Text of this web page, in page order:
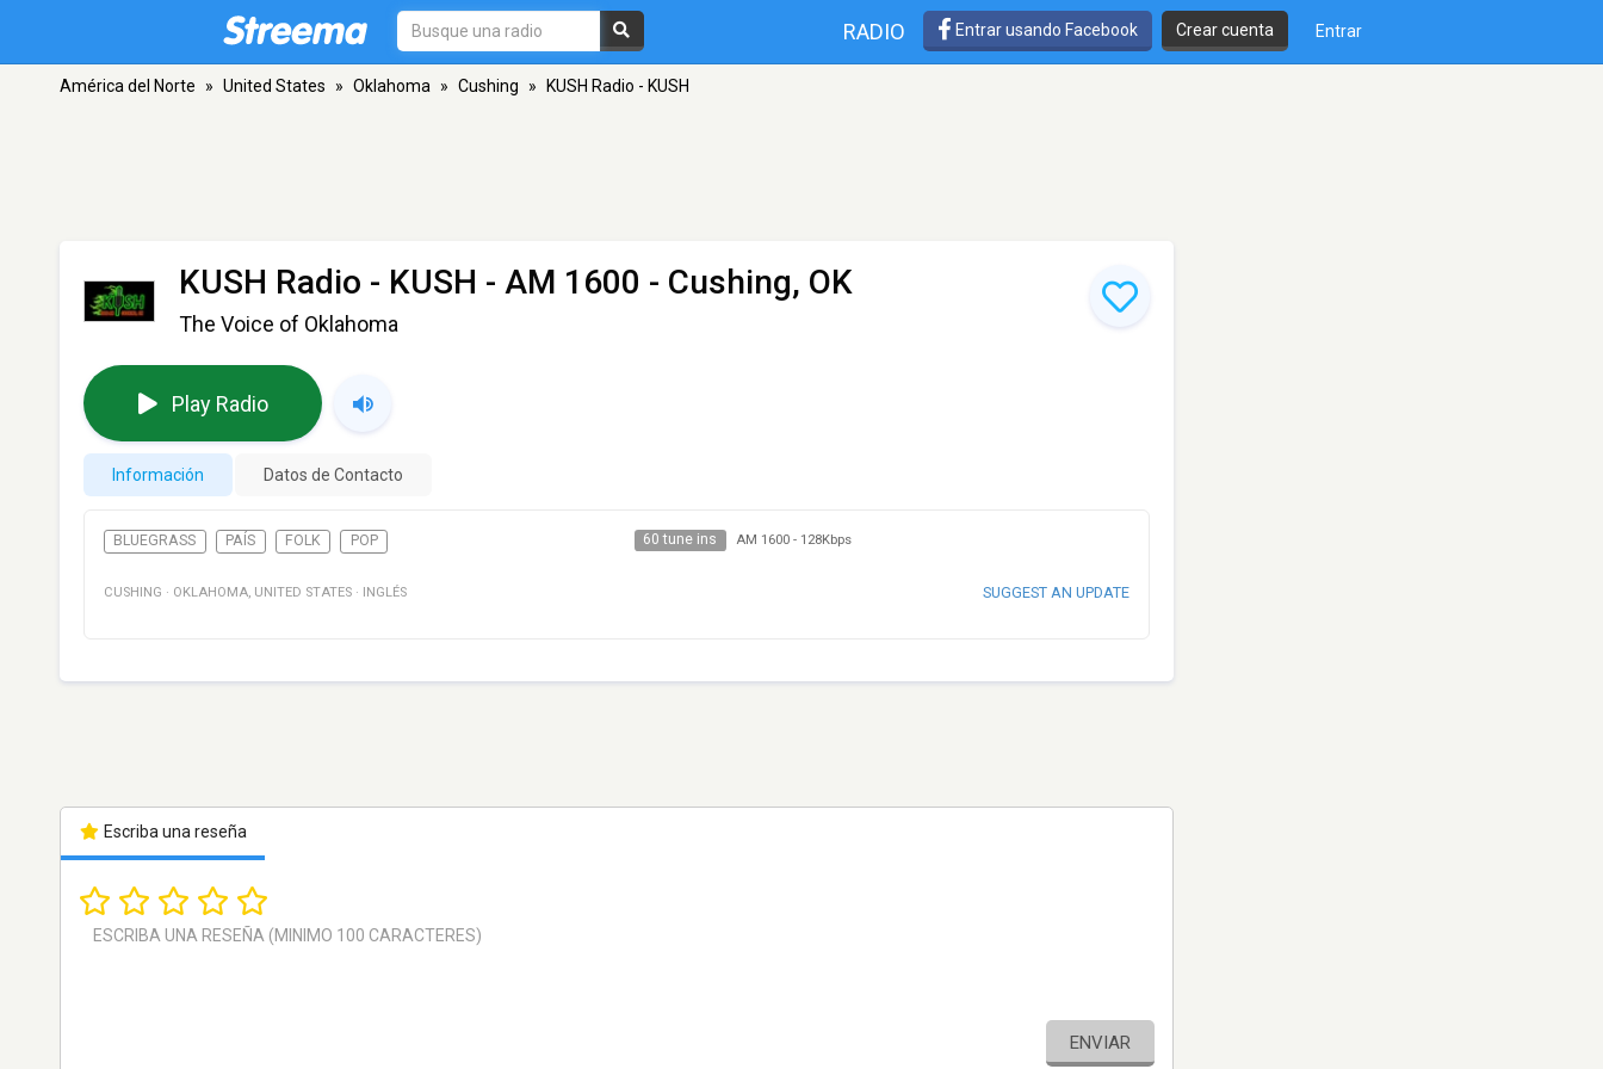
RADIO Entrar usando Facebook Crear cuenta Entrar
América del Norte » United States » Oklahoma » Cushing » KUSH Radio - KUSH
KUSH Radio - KUSH - AM 1600 - Cushing, OK
The Voice of Oklahoma
Play Radio
Información Datos de Contacto
BLUEGRASS PAÍS FOLK POP 60 tune ins AM 1600- 128Kbps
CUSHING · OKLAHOMA, UNITED STATES · INGLÉS SUGGEST AN UPDATE
Escriba una reseña
ENVIAR